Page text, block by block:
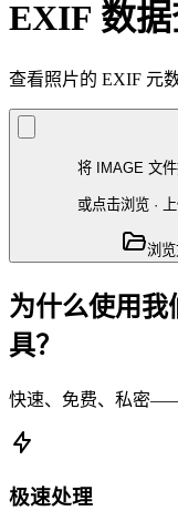
EXIF 数
查看照片的 EXIF 元
将 IMAGE 文
或点击浏览·
浏
为什么使用
具？
快速、免费、私密
极速处理